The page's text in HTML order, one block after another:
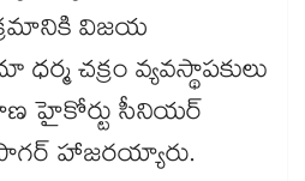
విజయ
చక్రం వ్యవస్థాపకులు
హైకోర్టు సీనియర్
హాజరయ్యారు.